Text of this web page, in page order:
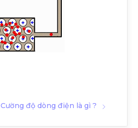
Cường độ dòng điện là gì ?